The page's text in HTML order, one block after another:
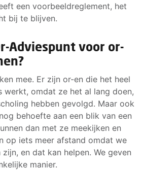
een voorbeeldreglement, het
bij te blijven.
Adviespunt voor or-
mee. Er zijn or-en die het heel
werkt, omdat ze het al lang doen,
hebben gevolgd. Maar ook
behoefte aan een blik van een
dan met ze meekijken en
op iets meer afstand omdat we
en dat kan helpen. We geven
manier.